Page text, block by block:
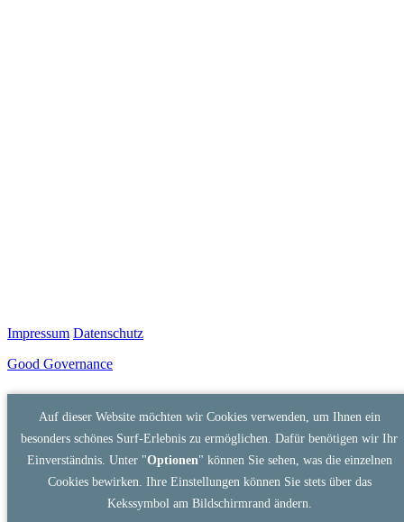
Impressum Datenschutz
Good Governance
Auf dieser Website möchten wir Cookies verwenden, um Ihnen ein
besonders schönes Surf-Erlebnis zu ermöglichen. Dafür benötigen wir Ihr
Einverständnis. Unter "Optionen" können Sie sehen, was die einzelnen
Cookies bewirken. Ihre Einstellungen können Sie stets über das
Kekssymbol am Bildschirmrand ändern.